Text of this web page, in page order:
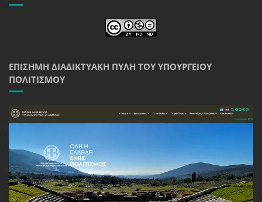
ΕΠΊΣΗΜΗ ΔΙΑΔΙΚΤΥΑΚΉ ΠΎΛΗ ΤΟΥ ΥΠΟΥΡΓΕΊΟΥ
ΠΟΛΙΤΙΣΜΟΎ